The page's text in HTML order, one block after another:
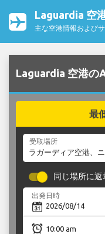
Laguardia 空
主な空港情報および
Laguardia 空港の
最
受取場所
同じ場所に返
出発日時